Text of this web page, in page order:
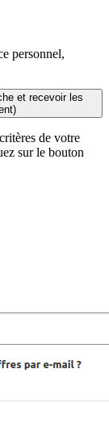
personnel,
et recevoir les
de votre
sur le bouton